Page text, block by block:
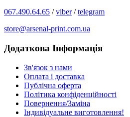
067.490.64.65 /viber/telegram
store@arsenal-print.com.ua
Додаткова Інформація
Зв'язок з нами
Оплата і доставка
Публічна оферта
Політика конфіденційності
Повернення/Заміна
Індивідуальне виготовлення!